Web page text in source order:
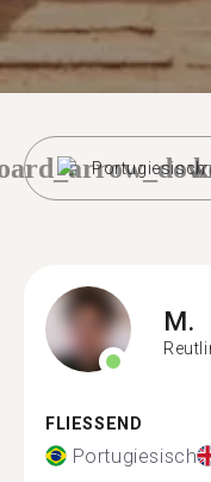
Portugiesisch
M.
FLIESSEND
Portugiesisch